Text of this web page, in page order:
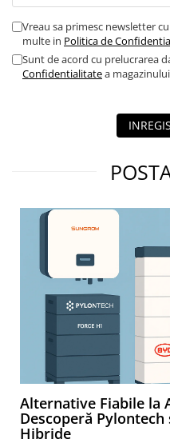
Vreau sa primesc newsletter
multe in Politica de
Sunt de acord cu prelucrarea
Confidentialitatea magazinului
Alternative Fiabile la
Descoperă
Hibride